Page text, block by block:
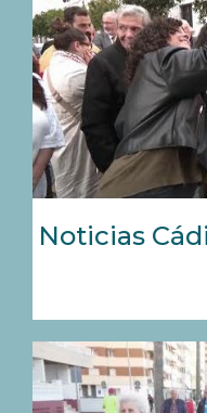
Noticias